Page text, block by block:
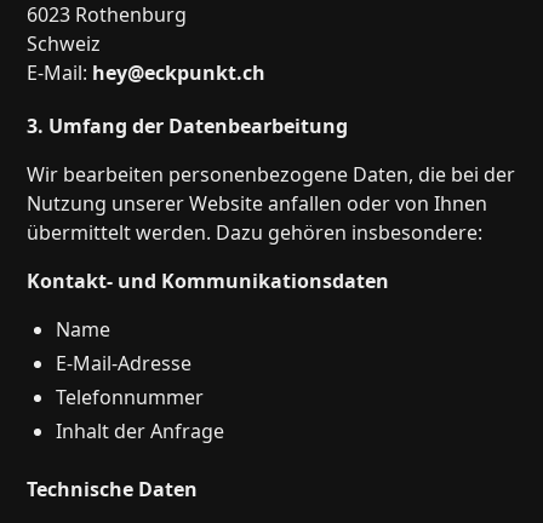
6023 Rothenburg
Schweiz
E-Mail: hey@eckpunkt.ch
3. Umfang der Datenbearbeitung
Wir bearbeiten personenbezogene Daten, die bei der
Nutzung unserer Website anfallen oder von Ihnen
übermittelt werden. Dazu gehören insbesondere:
Kontakt- und Kommunikationsdaten
Name
E-Mail-Adresse
Telefonnummer
Inhalt der Anfrage
Technische Daten